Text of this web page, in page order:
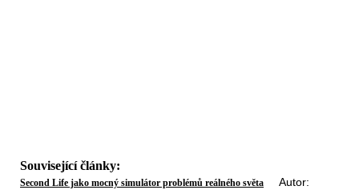
Související články:
Second Life jako mocný simulátor problémů reálného světa Autor: